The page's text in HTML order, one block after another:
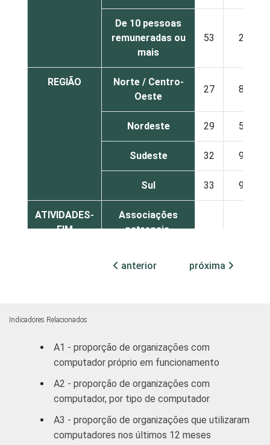
De 10 pessoas
remuneradas ou
mais
53 2
REGIÃO
Norte / Centro-
Oeste
27 8
Nordeste 29 5
Sudeste 32 9
Sul 33 9
ATIVIDADES-
FIM
Associações
patronais,
e defesa de
direitos
31
Religião 18
Outros 39 6
anterior próxima
Indicadores Relacionados
A1 - proporção de organizações com
computador próprio em funcionamento
A2 - proporção de organizações com
computador, por tipo de computador
A3 - proporção de organizações que utilizaram
computadores nos últimos 12 meses